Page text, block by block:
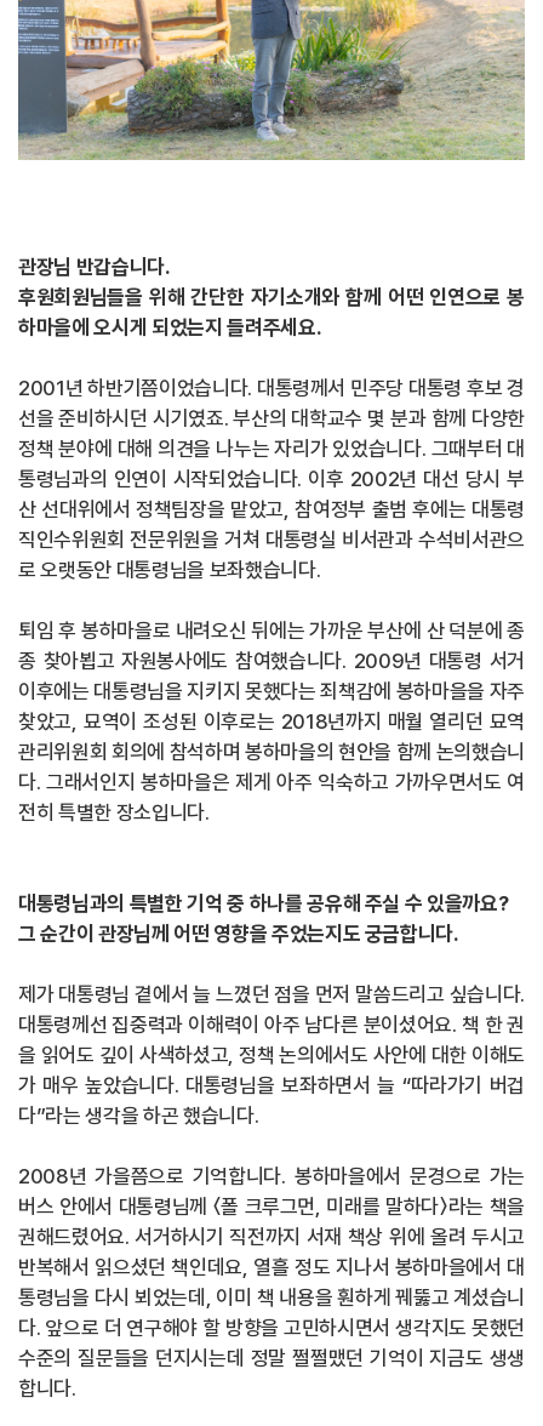
관장님 반갑습니다.
후원회원님들을 위해 간단한 자기소개와 함께 어떤 인연으로 봉
하마을에 오시게 되었는지 들려주세요.
2001년 하반기쯤이었습니다. 대통령께서 민주당 대통령 후보 경
선을 준비하시던 시기였죠. 부산의 대학교수 몇 분과 함께 다양한
정책 분야에 대해 의견을 나누는 자리가 있었습니다. 그때부터 대
통령님과의 인연이 시작되었습니다. 이후 2002년 대선 당시 부
산 선대위에서 정책팀장을 맡았고, 참여정부 출범 후에는 대통령
직인수위원회 전문위원을 거쳐 대통령실 비서관과 수석비서관으
로 오랫동안 대통령님을 보좌했습니다.
퇴임 후 봉하마을로 내려오신 뒤에는 가까운 부산에 산 덕분에 종
종 찾아뵙고 자원봉사에도 참여했습니다. 2009년 대통령 서거
이후에는 대통령님을 지키지 못했다는 죄책감에 봉하마을을 자주
찾았고, 묘역이 조성된 이후로는 2018년까지 매월 열리던 묘역
관리위원회 회의에 참석하며 봉하마을의 현안을 함께 논의했습니
다. 그래서인지 봉하마을은 제게 아주 익숙하고 가까우면서도 여
전히 특별한 장소입니다.
대통령님과의 특별한 기억 중 하나를 공유해 주실 수 있을까요?
그 순간이 관장님께 어떤 영향을 주었는지도 궁금합니다.
제가 대통령님 곁에서 늘 느꼈던 점을 먼저 말씀드리고 싶습니다.
대통령께선 집중력과 이해력이 아주 남다른 분이셨어요. 책 한 권
을 읽어도 깊이 사색하셨고, 정책 논의에서도 사안에 대한 이해도
가 매우 높았습니다. 대통령님을 보좌하면서 늘 “따라가기 버겁
다”라는 생각을 하곤 했습니다.
2008년 가을쯤으로 기억합니다. 봉하마을에서 문경으로 가는
버스 안에서 대통령님께 〈폴 크루그먼, 미래를 말하다〉라는 책을
권해드렸어요. 서거하시기 직전까지 서재 책상 위에 올려 두시고
반복해서 읽으셨던 책인데요, 열흘 정도 지나서 봉하마을에서 대
통령님을 다시 뵈었는데, 이미 책 내용을 훤하게 꿰뚫고 계셨습니
다. 앞으로 더 연구해야 할 방향을 고민하시면서 생각지도 못했던
수준의 질문들을 던지시는데 정말 쩔쩔맸던 기억이 지금도 생생
합니다.